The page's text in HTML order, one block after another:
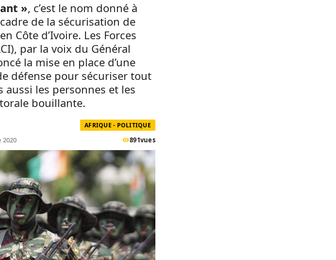
», c’est le nom donné à
de la sécurisation de
Côte d’Ivoire. Les Forces
par la voix du Général
la mise en place d’une
défense pour sécuriser tout
aussi les personnes et les
bouillante.
AFRIQUE - POLITIQUE
2020 891vues